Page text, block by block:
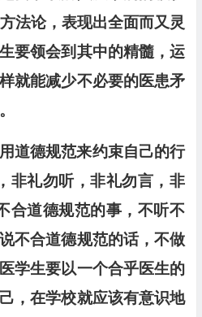
法论，表现出全面而又灵
要领会到其中的精髓，运
就能减少不必要的医患矛
道德规范来约束自己的行
非礼勿听，非礼勿言，非
合道德规范的事，不听不
不合道德规范的话，不做
学生要以一个合乎医生的
，在学校就应该有意识地